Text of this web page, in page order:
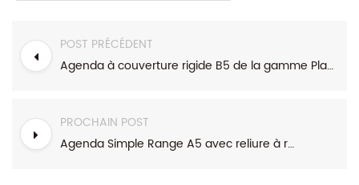
POST PRÉCÉDENT
Agenda à couverture rigide B5 de la gamme Plant Flower
PROCHAIN POST
Agenda Simple Range A5 avec reliure à rayures verticales